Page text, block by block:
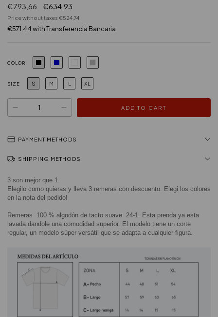
€793,66 €634,93
Price without taxes €524,74
€571,44withTransferencia Bancaria
COLOR
SIZE S M L XL
PAYMENT METHODS
SHIPPING METHODS
3 son mejor que 1.
Elegilo como quieras y lleva 3 remeras con descuento. Elegi los colores
en la nota del pedido!
Remeras  100 % algodón de tacto suave  24-1. Esta prenda ya esta
lavada dandole una comodidad superior. El modelo tiene un corte
regular, un modelo súper versátil que se adapta a cualquier figura.